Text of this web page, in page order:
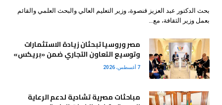
بحث الدكتور عبد العزيز قنصوة، وزير التعليم العالي والبحث العلمي والقائم
بعمل وزير الثقافة، مع…
مصر وروسيا تبحثان زيادة الاستثمارات
وتوسيع التعاون التجاري ضمن «بريكس»
7 أغسطس، 2026
مباحثات مصرية تشادية لدعم الرعاية